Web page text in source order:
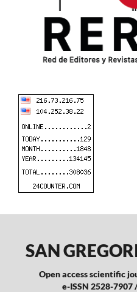
SAN
Open access scientific
e-ISSN 2528-7907